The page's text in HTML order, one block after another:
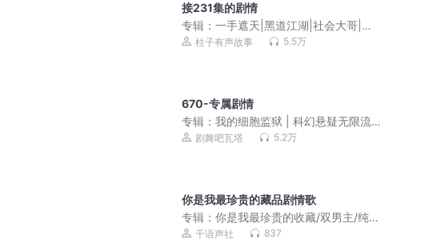
接231集的剧情
专辑： 一手遮天|黑道江湖|社会大哥|打
黑纪实柱子有声故事
柱子有声故事 5.5万
670-专属剧情
专辑： 我的细胞监狱 | 科幻悬疑无限流 |
3D精品多人剧
剧舞吧瓦塔 5.2万
你是我最珍贵的藏品剧情歌
专辑： 你是我最珍贵的收藏/双男主/纯
爱/精品多人剧
千语声社 837